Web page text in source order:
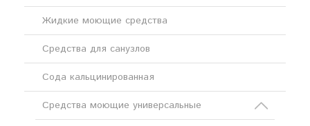
Жидкие моющие средства
Средства для санузлов
Сода кальцинированная
Средства моющие универсальные